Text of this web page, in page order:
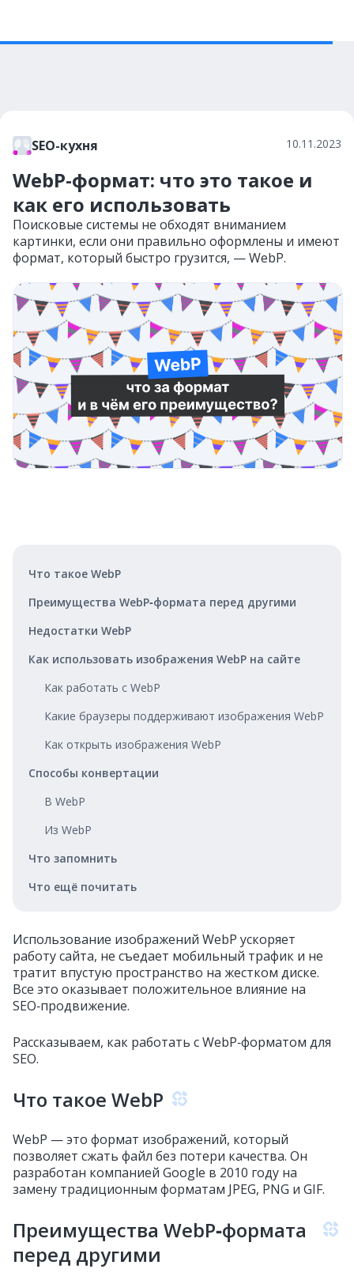
SEO-кухня 10.11.2023
WebP-формат: что это такое и
как его использовать
Поисковые системы не обходят вниманием
картинки, если они правильно оформлены и имеют
формат, который быстро грузится, — WebP.
Что такое WebP
Преимущества WebP‑формата перед другими
Недостатки WebP
Как использовать изображения WebP на сайте
Как работать с WebP
Какие браузеры поддерживают изображения WebP
Как открыть изображения WebP
Способы конвертации
В WebP
Из WebP
Что запомнить
Что ещё почитать
Использование изображений WebP ускоряет
работу сайта, не съедает мобильный трафик и не
тратит впустую пространство на жестком диске.
Все это оказывает положительное влияние на
SEO‑продвижение.
Рассказываем, как работать с WebP‑форматом для
SEO.
Что такое WebP
WebP — это формат изображений, который
позволяет сжать файл без потери качества. Он
разработан компанией Google в 2010 году на
замену традиционным форматам JPEG, PNG и GIF.
Преимущества WebP‑формата
перед другими